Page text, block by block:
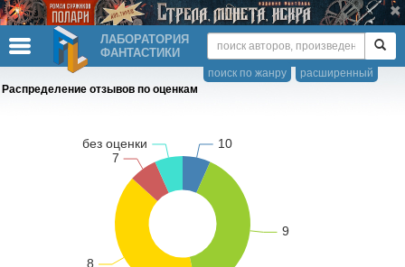
ЛАБОРАТОРИЯ
ФАНТАСТИКИ
расширенный
поиск по жанру
Распределение отзывов по оценкам